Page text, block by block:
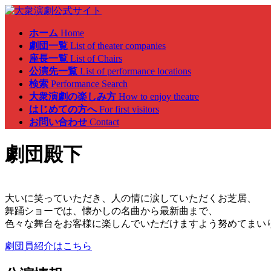
ホーム Home
劇団一覧 List of theater companies
座長一覧 List of Chairs
公演先一覧 List of performance locations
検索 Performance Search
大衆演劇の楽しみ方 How to enjoy theatre
はじめての方へ For first visitors
お問い合わせ Contact
劇団殿下
大いに笑っていただき、人の情に涙していただくお芝居、
舞踊ショーでは、懐かしの名曲から最新曲まで、
色々な舞台をお客様に楽しんでいただけますよう努めてまい
劇団員紹介はこちら